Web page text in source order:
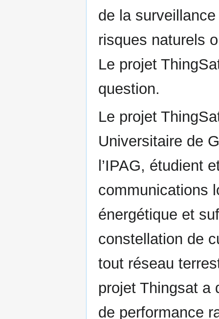
de la
risques naturels
Le projet
question.
Le projet
Universitaire de
l’IPAG, étudient
communications
énergétique et
constellation de
tout réseau
projet Thingsat a
de performance